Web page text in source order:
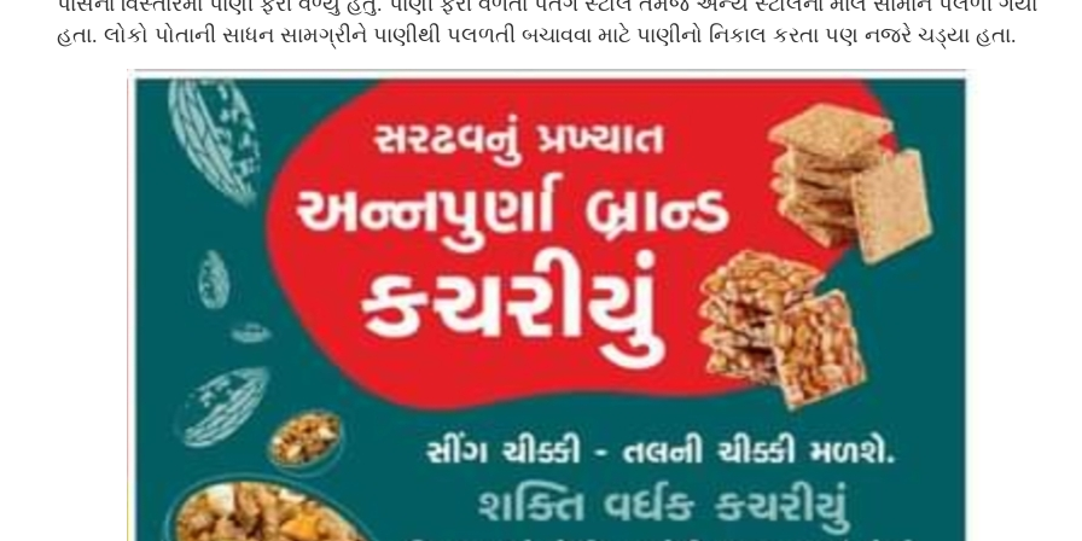
હતા. લોકો પોતાની સાધન સામગ્રીને પાણીથી પલળતી બચાવવા માટે પાણીનો નિકાલ કરતા પણ નજરે ચડ્યા હતા.